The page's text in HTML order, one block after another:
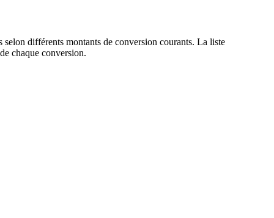
différents montants de conversion courants. La liste
chaque conversion.